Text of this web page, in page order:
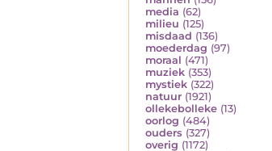
media (62)
milieu (125)
misdaad (136)
moederdag (97)
moraal (471)
muziek (353)
mystiek (322)
natuur (1921)
ollekebolleke (13)
oorlog (484)
ouders (327)
overig (1172)